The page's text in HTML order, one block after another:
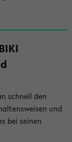
schnell den
und
bei seinen